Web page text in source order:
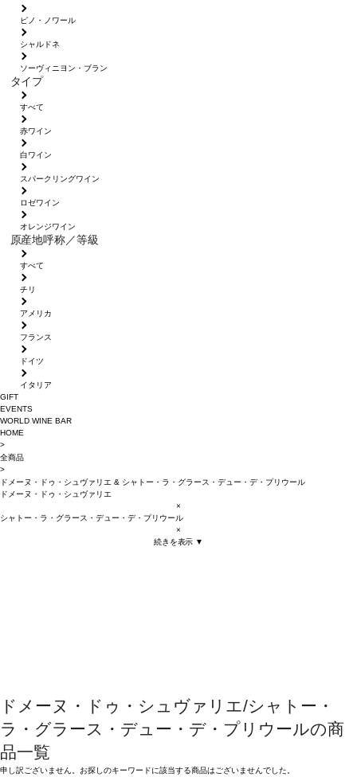
ピノ・ノワール
シャルドネ
ソーヴィニヨン・ブラン
タイプ
すべて
赤ワイン
白ワイン
スパークリングワイン
ロゼワイン
オレンジワイン
原産地呼称／等級
すべて
チリ
アメリカ
フランス
ドイツ
イタリア
GIFT
EVENTS
WORLD WINE BAR
HOME
>
全商品
>
ドメーヌ・ドゥ・シュヴァリエ & シャトー・ラ・グラース・デュー・デ・プリウール
ドメーヌ・ドゥ・シュヴァリエ
×
シャトー・ラ・グラース・デュー・デ・プリウール
×
続きを表示 ▼
ドメーヌ・ドゥ・シュヴァリエ/シャトー・
ラ・グラース・デュー・デ・プリウールの商
品一覧
申し訳ございません。お探しのキーワードに該当する商品はございませんでした。